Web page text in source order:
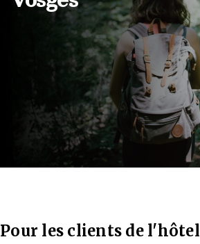
Pour les clients de l'hôtel